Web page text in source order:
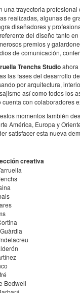
una trayectoria
realizadas, algunas de
diseñadores y
del diseño tanto
premios y
de comunicación,
Trenchs Studioahora
las fases del desarrollo
por arquitectura,
así como todos los
cuenta con colaboradores
momentos también
América, Europa y
satisfacer esta nueva
creativa
Bedwell